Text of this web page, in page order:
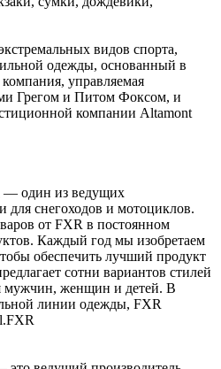
видов спорта,
одежды, основанный в
компания, управляемая
Грегом и Питом Фоксом, и
компании Altamont
— один из ведущих
для снегоходов и мотоциклов.
от FXR в постоянном
Каждый год мы изобретаем
обеспечить лучший продукт
сотни вариантов стилей
мужчин, женщин и детей. В
линии одежды, FXR